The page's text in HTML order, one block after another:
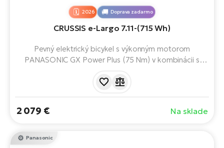
2026 Doprava zadarmo
CRUSSIS e-Largo 7.11-(715 Wh)
Pevný elektrický bicykel s výkonným motorom
PANASONIC GX Power Plus (75 Nm) v kombinácii s
až 170 km. Vďaka stabilnej konštrukcii rámu, odpruženej
na krátku jazdu, alebo na viacdňové dobrodružstvo.
2 079 € Na sklade
Panasonic